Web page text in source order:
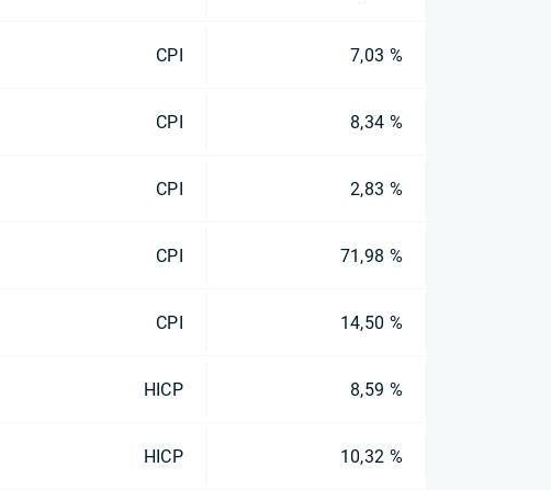
CPI 7,03 %
CPI 8,34 %
CPI 2,83 %
CPI 71,98 %
CPI 14,50 %
HICP 8,59 %
HICP 10,32 %